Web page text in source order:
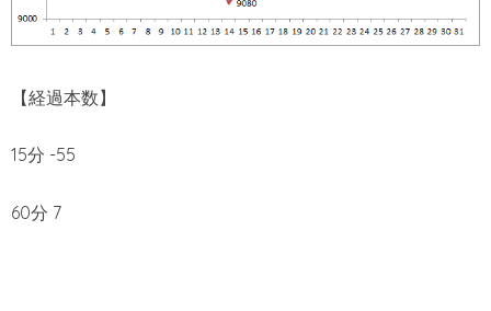
【経過本数】
15分 -55
60分 7